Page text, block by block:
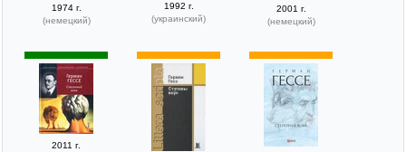
1974 г.
(немецкий)
1992 г.
(украинский)
2001 г.
(немецкий)
2011 г.